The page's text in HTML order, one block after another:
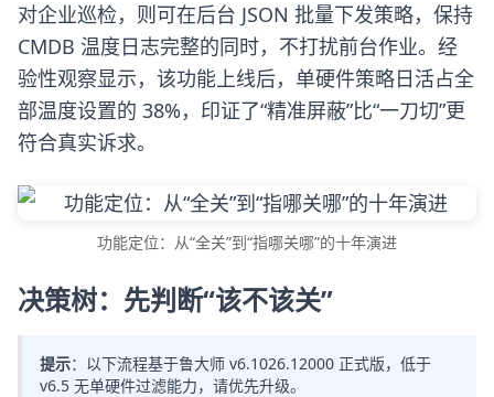
对企业巡检，则可在后台 JSON 批量下发策略，保持
CMDB 温度日志完整的同时，不打扰前台作业。经
验性观察显示，该功能上线后，单硬件策略日活占全
部温度设置的 38%，印证了“精准屏蔽”比“一刀切”更
符合真实诉求。
功能定位：从“全关”到“指哪关哪”的十年演进
决策树：先判断“该不该关”
提示：以下流程基于鲁大师 v6.1026.12000 正式版，低于
v6.5 无单硬件过滤能力，请优先升级。